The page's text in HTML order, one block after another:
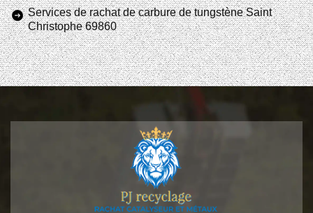
Services de rachat de carbure de tungstène Saint
Christophe 69860